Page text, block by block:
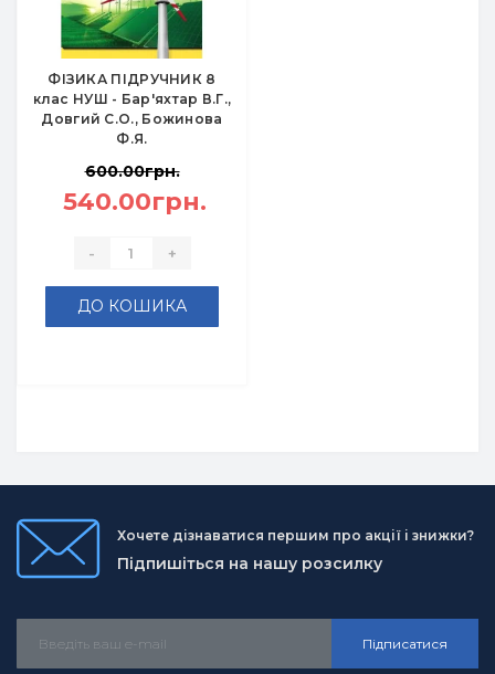
ФІЗИКА ПІДРУЧНИК 8
клас НУШ - Бар'яхтар В.Г.,
Довгий С.О., Божинова
Ф.Я.
600.00грн.
540.00грн.
- +
ДО КОШИКА
Хочете дізнаватися першим про акції і знижки?
Підпишіться на нашу розсилку
Підписатися